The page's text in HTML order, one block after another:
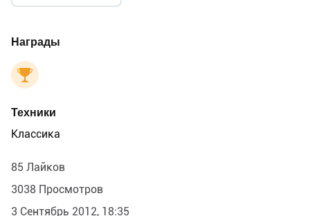
Награды
Техники
Классика
85 Лайков
3038 Просмотров
3 Сентябрь 2012, 18:35